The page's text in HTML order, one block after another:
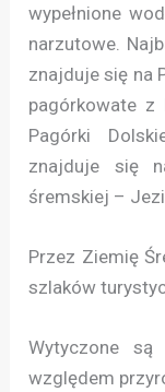
wypełnione
narzutowe.
znajduje się na
pagórkowate
Pagórki
znajduje się
śremskiej –
Przez Ziemię
szlaków
Wytyczone są
względem